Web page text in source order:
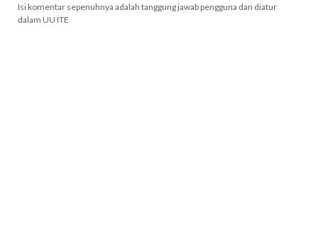
Isi komentar sepenuhnya adalah tanggung jawab pengguna dan diatur
dalam UU ITE